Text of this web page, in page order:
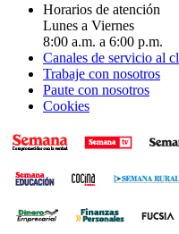
Horarios de atención
Lunes a Viernes
8:00 a.m. a 6:00 p.m.
Canales de servicio al
Trabaje con nosotros
Paute con nosotros
Cookies